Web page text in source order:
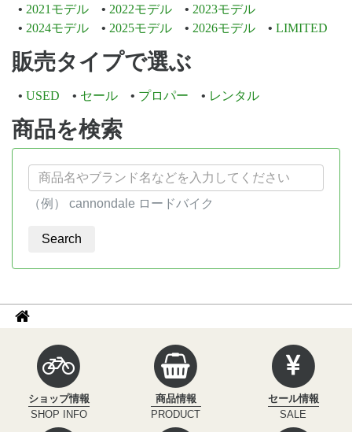
2021モデル
2022モデル
2023モデル
2024モデル
2025モデル 2026モデル LIMITED
販売タイプで選ぶ
USED セール プロパー レンタル
商品を検索
（例） cannondale ロードバイク
パ
ナ
ク
ル
イ
ン
フ
ショップ情報
SHOP INFO
商品情報
PRODUCT
セール情報
SALE